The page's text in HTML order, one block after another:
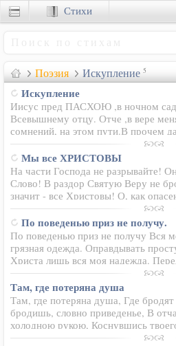
Поэзия Искупление 5
Искупление
Иисус пред ПАСХОЮ ,в ночном
Всевышнему отцу. Отче ,в вере
сомнений, на этом пути.В прочем
Все же готов я закон твой искупить
возложить. В небе…
Мы все ХРИСТОВЫ
На части Господа не разрывайте!
Слово! В раздор Святую Веру не
значит - все Христовы! О, как
словно червь сердца людские
прикрываться…
По поведенью приз не получу.
По поведенью приз не получу Вся
грязная одежда. Оправдывать
Христа лишь вся моя надежда.
Ходатай мой Во всём моя защита-
безгрешной и святой Омоет…
Там, где потеряна душа
Там, где потеряна душа, Где
бродишь, словно приведенье, В
холодною рукою, Коснувшись
шепча, Не расстаётся уж с тобою.
Стихи